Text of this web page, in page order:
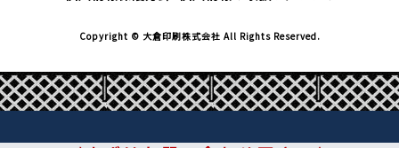
Copyright © 大倉印刷株式会社 All Rights Reserved.